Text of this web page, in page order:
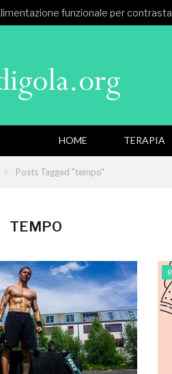
funzionale per
HOME TERAPIA
» Posts Tagged "tempo"
TEMPO